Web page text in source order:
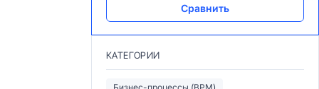
Сравнить
КАТЕГОРИИ